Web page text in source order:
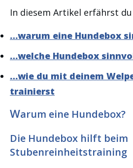
In diesem Artikel erfährst
…warum eine Hundebox
…welche Hundebox
…wie du mit deinem
trainierst
Warum eine Hundebox?
Die Hundebox hilft beim
Stubenreinheitstraining